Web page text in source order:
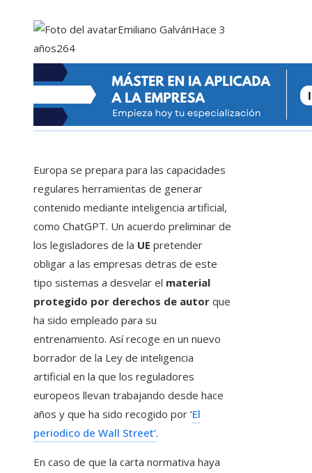
Emiliano GalvánHace 3
años264
Europa se prepara para las capacidades
regulares herramientas de generar
contenido mediante inteligencia artificial,
como ChatGPT. Un acuerdo preliminar de
los legisladores de la UE pretender
obligar a las empresas detras de este
tipo sistemas a desvelar el material
protegido por derechos de autor que
ha sido empleado para su
entrenamiento. Así recoge en un nuevo
borrador de la Ley de inteligencia
artificial en la que los reguladores
europeos llevan trabajando desde hace
años y que ha sido recogido por ‘El
periodico de Wall Street’.
En caso de que la carta normativa haya